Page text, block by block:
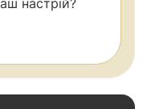
настрій?